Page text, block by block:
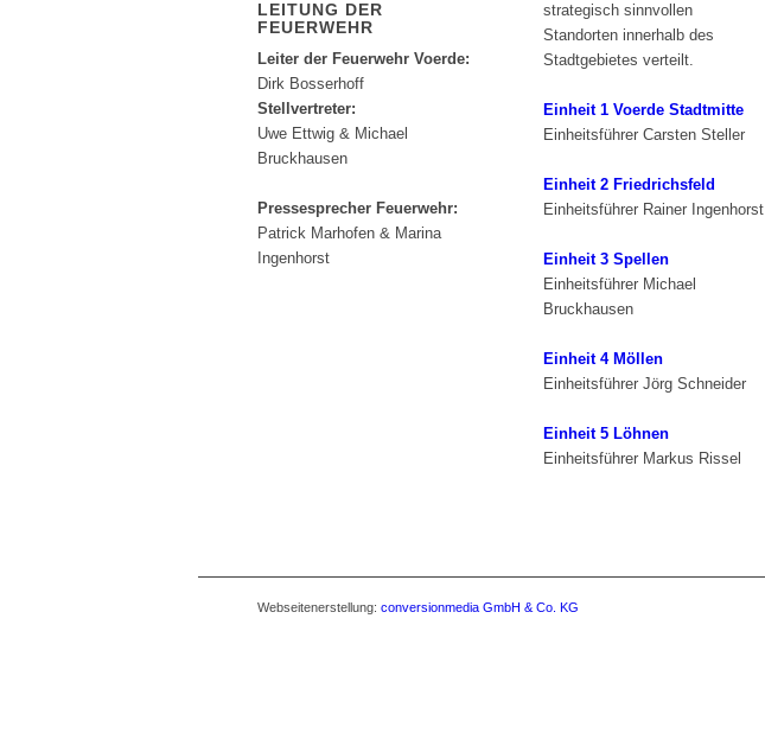
LEITUNG DER
FEUERWEHR
Leiter der Feuerwehr Voerde:
Dirk Bosserhoff
Stellvertreter:
Uwe Ettwig & Michael
Bruckhausen
Pressesprecher Feuerwehr:
Patrick Marhofen & Marina
Ingenhorst
strategisch sinnvollen
Standorten innerhalb des
Stadtgebietes verteilt.
Einheit 1 Voerde Stadtmitte
Einheitsführer Carsten Steller
Einheit 2 Friedrichsfeld
Einheitsführer Rainer Ingenhorst
Einheit 3 Spellen
Einheitsführer Michael
Bruckhausen
Einheit 4 Möllen
Einheitsführer Jörg Schneider
Einheit 5 Löhnen
Einheitsführer Markus Rissel
Webseitenerstellung: conversionmedia GmbH & Co. KG